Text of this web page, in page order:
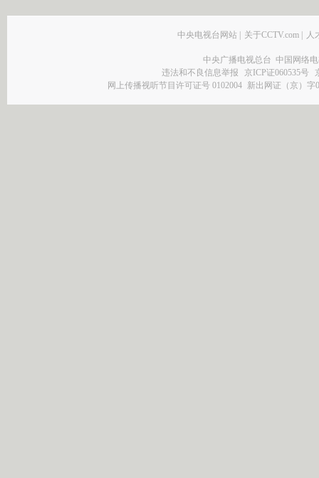
中央电视台网站 | 关于CCTV.com | 人
中央广播电视总台 中国网络
违法和不良信息举报
京ICP证060535号
网上传播视听节目许可证号 0102004 新出网证（京）